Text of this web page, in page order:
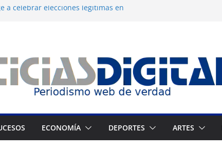
a celebrar elecciones legítimas en
montañista Nirmal Purja tras
cronograma electoral a la mesa de
ECONOMÍA DEPORTES ARTES